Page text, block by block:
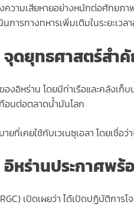
วามเสียหายอย่างหนักต่อศักยภ
ารทางทหารเพิ่มเติมในระยะเวล
จุดยุทธศาสตร์ส
งอิหร่าน โดยมีท่าเรือและคลัง
อนต่อตลาดน้ำมันโลก
ที่เคยใช้กับเวเนซุเอลา โดยเชื่
อิหร่านประกาศพ
เปิดเผยว่า ได้เปิดปฏิบัติกา